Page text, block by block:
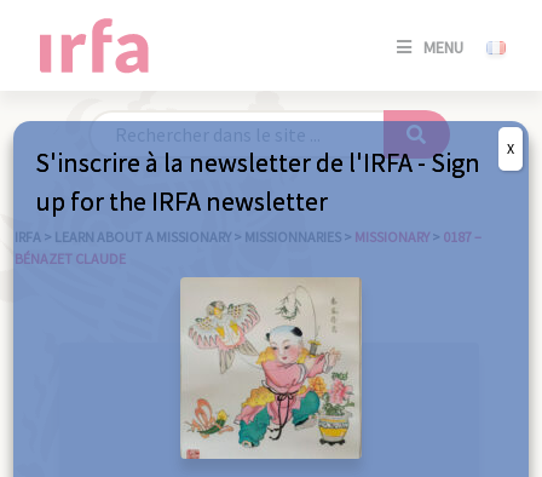
MENU
SE
/
IRFA > LEARN ABOUT A MISSIONARY > MISSIONNARIES > MISSIONARY > 0187 –
BÉNAZET CLAUDE
S'inscrire à la newsletter de l'IRFA - Sign
up for the IRFA newsletter
X